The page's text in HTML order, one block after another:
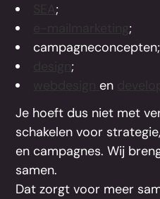
;
;
campagneconcepten;
;
en
Je hoeft dus niet met
schakelen voor
en campagnes. Wij
samen.
Dat zorgt voor meer